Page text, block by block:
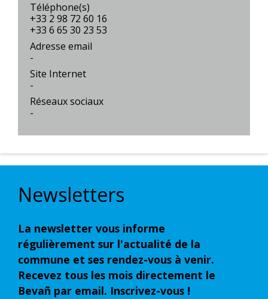
Téléphone(s)
+33 2 98 72 60 16
+33 6 65 30 23 53
Adresse email
-
Site Internet
-
Réseaux sociaux
-
Newsletters
La newsletter vous informe
régulièrement sur l'actualité de la
commune et ses rendez-vous à venir.
Recevez tous les mois directement le
Bevañ par email. Inscrivez-vous !